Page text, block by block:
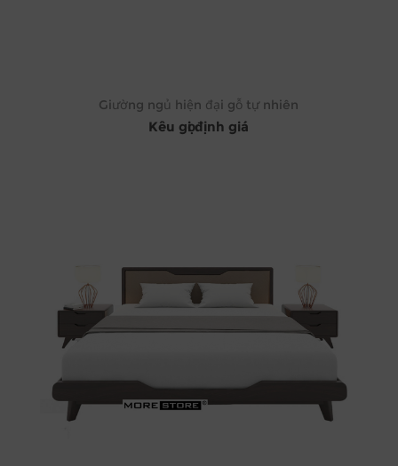
Giường ngủ hiện đại gỗ tự nhiên
Kêu gọi định giá